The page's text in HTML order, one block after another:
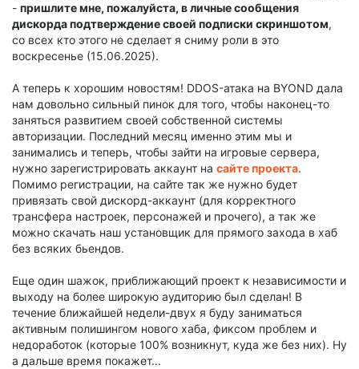
- пришлите мне, пожалуйста, в личные сообщения
дискорда подтверждение своей подписки скриншотом,
со всех кто этого не сделает я сниму роли в это
воскресенье (15.06.2025).
А теперь к хорошим новостям! DDOS-атака на BYOND дала
нам довольно сильный пинок для того, чтобы наконец-то
заняться развитием своей собственной системы
авторизации. Последний месяц именно этим мы и
занимались и теперь, чтобы зайти на игровые сервера,
нужно зарегистрировать аккаунт на сайте проекта.
Помимо регистрации, на сайте так же нужно будет
привязать свой дискорд-аккаунт (для корректного
трансфера настроек, персонажей и прочего), а так же
можно скачать наш установщик для прямого захода в хаб
без всяких бьендов.
Еще один шажок, приближающий проект к независимости и
выходу на более широкую аудиторию был сделан! В
течение ближайшей недели-двух я буду заниматься
активным полишингом нового хаба, фиксом проблем и
недоработок (которые 100% возникнут, куда же без них). Ну
а дальше время покажет...